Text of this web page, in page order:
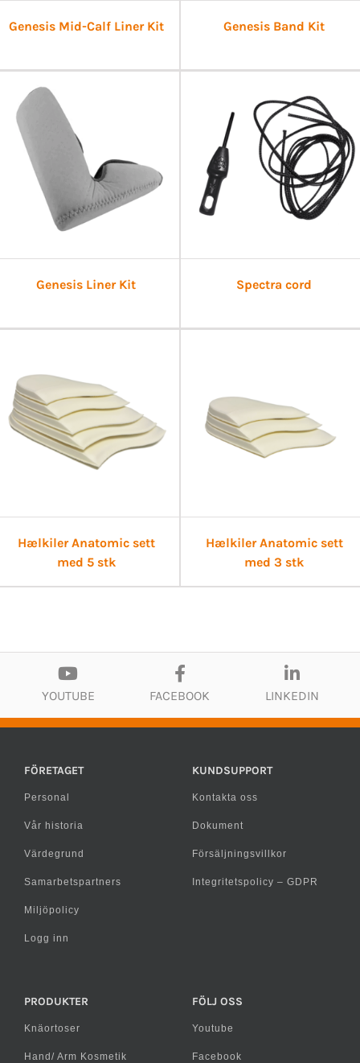
Genesis Mid-Calf Liner Kit Genesis Band Kit
Genesis Liner Kit Spectra cord
Hælkiler Anatomic sett
med 5 stk
Hælkiler Anatomic sett
med 3 stk
YOUTUBE FACEBOOK LINKEDIN
FÖRETAGET
Personal
Vår historia
Värdegrund
Samarbetspartners
Miljöpolicy
Logg inn
KUNDSUPPORT
Kontakta oss
Dokument
Försäljningsvillkor
Integritetspolicy – GDPR
PRODUKTER
Knäortoser
Hand/ Arm Kosmetik
FÖLJ OSS
Youtube
Facebook